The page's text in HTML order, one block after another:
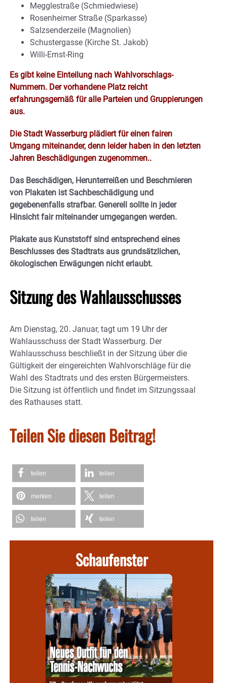
Megglestraße (Schmiedwiese)
Rosenheimer Straße (Sparkasse)
Salzsenderzeile (Magnolien)
Schustergasse (Kirche St. Jakob)
Willi-Ernst-Ring
Es gibt keine Einteilung nach Wahlvorschlags-
Nummern. Der vorhandene Platz reicht
erfahrungsgemäß für alle Parteien und Gruppierungen
aus.
Die Stadt Wasserburg plädiert für einen fairen
Umgang miteinander, denn leider haben in den letzten
Jahren Beschädigungen zugenommen..
Das Beschädigen, Herunterreißen und Beschmieren
von Plakaten ist Sachbeschädigung und
gegebenenfalls strafbar. Generell sollte in jeder
Hinsicht fair miteinander umgegangen werden.
Plakate aus Kunststoff sind entsprechend eines
Beschlusses des Stadtrats aus grundsätzlichen,
ökologischen Erwägungen nicht erlaubt.
Sitzung des Wahlausschusses
Am Dienstag, 20. Januar, tagt um 19 Uhr der
Wahlausschuss der Stadt Wasserburg. Der
Wahlausschuss beschließt in der Sitzung über die
Gültigkeit der eingereichten Wahlvorschläge für die
Wahl des Stadtrats und des ersten Bürgermeisters.
Die Sitzung ist öffentlich und findet im Sitzungssaal
des Rathauses statt.
Teilen Sie diesen Beitrag!
teilen teilen
merken teilen
teilen teilen
Schaufenster